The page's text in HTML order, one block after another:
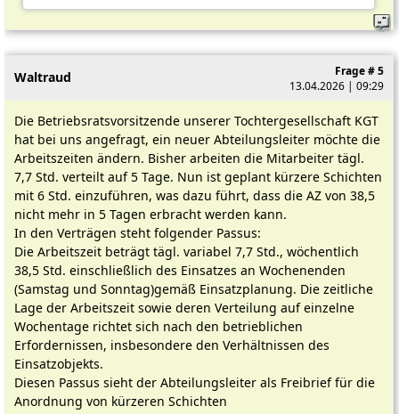
Waltraud
Frage # 5
13.04.2026 | 09:29
Die Betriebsratsvorsitzende unserer Tochtergesellschaft KGT
hat bei uns angefragt, ein neuer Abteilungsleiter möchte die
Arbeitszeiten ändern. Bisher arbeiten die Mitarbeiter tägl.
7,7 Std. verteilt auf 5 Tage. Nun ist geplant kürzere Schichten
mit 6 Std. einzuführen, was dazu führt, dass die AZ von 38,5
nicht mehr in 5 Tagen erbracht werden kann.
In den Verträgen steht folgender Passus:
Die Arbeitszeit beträgt tägl. variabel 7,7 Std., wöchentlich
38,5 Std. einschließlich des Einsatzes an Wochenenden
(Samstag und Sonntag)gemäß Einsatzplanung. Die zeitliche
Lage der Arbeitszeit sowie deren Verteilung auf einzelne
Wochentage richtet sich nach den betrieblichen
Erfordernissen, insbesondere den Verhältnissen des
Einsatzobjekts.
Diesen Passus sieht der Abteilungsleiter als Freibrief für die
Anordnung von kürzeren Schichten